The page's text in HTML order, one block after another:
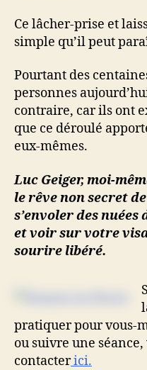
Ce lâcher-prise et
simple qu’il peut
Pourtant des
personnes
contraire, car ils ont
que ce déroulé
eux-mêmes.
Luc Geiger, moi-
le rêve non secret
s’envoler des
et voir sur votre
sourire libéré.
pratiquer pour vous-
ou suivre une
contacterici.